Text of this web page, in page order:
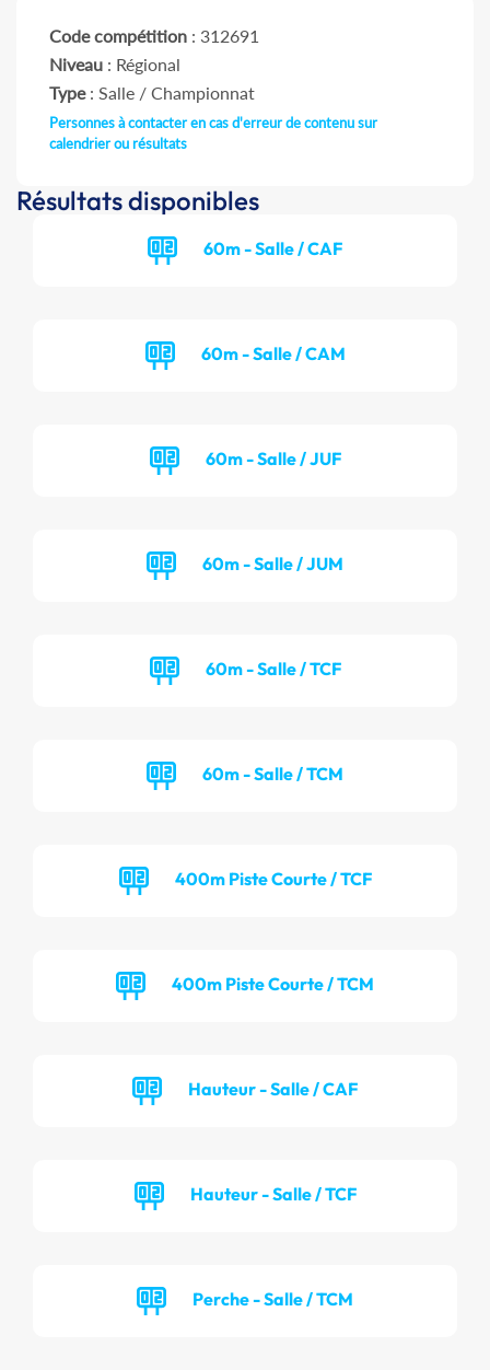
Code compétition : 312691
Niveau : Régional
Type: Salle / Championnat
Personnes à contacter en cas d'erreur de contenu sur
calendrier ou résultats
Résultats disponibles
60m - Salle / CAF
60m - Salle / CAM
60m - Salle / JUF
60m - Salle / JUM
60m - Salle / TCF
60m - Salle / TCM
400m Piste Courte / TCF
400m Piste Courte / TCM
Hauteur - Salle / CAF
Hauteur - Salle / TCF
Perche - Salle / TCM